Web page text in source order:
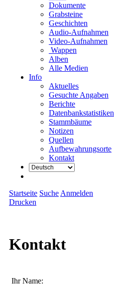
Dokumente
Grabsteine
Geschichten
Audio-Aufnahmen
Video-Aufnahmen
Wappen
Alben
Alle Medien
Info
Aktuelles
Gesuchte Angaben
Berichte
Datenbankstatistiken
Stammbäume
Notizen
Quellen
Aufbewahrungsorte
Kontakt
Startseite Suche Anmelden
Drucken
Kontakt
Ihr Name: